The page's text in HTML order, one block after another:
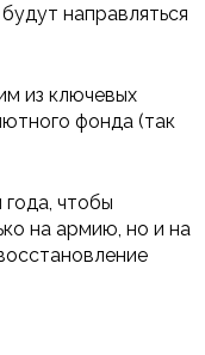
направляться
из ключевых
фонда (так
чтобы
на армию, но и на